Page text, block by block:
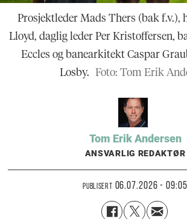
Prosjektleder Mads Thers (bak f.v.),
Lloyd, daglig leder Per Kristoffersen,
Eccles og banearkitekt Caspar
Losby. Foto: Tom Erik
Tom Erik Andersen
ANSVARLIG REDAKTØR
PUBLISERT 06.07.2026 - 09:05